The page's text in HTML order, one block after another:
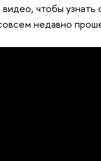
чтобы узнать
недавно